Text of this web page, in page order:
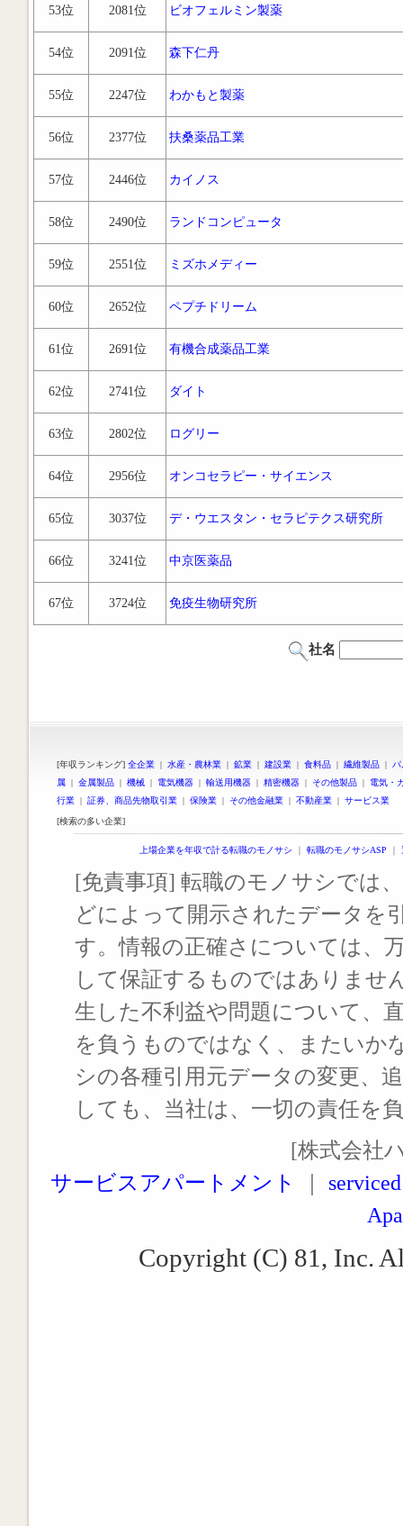
53位 2081位 ビオフェルミン製薬
54位 2091位 森下仁丹
55位 2247位 わかもと製薬
56位 2377位 扶桑薬品工業
57位 2446位 カイノス
58位 2490位 ランドコンピュータ
59位 2551位 ミズホメディー
60位 2652位 ペプチドリーム
61位 2691位 有機合成薬品工業
62位 2741位 ダイト
63位 2802位 ログリー
64位 2956位 オンコセラピー・サイエンス
65位 3037位 デ・ウエスタン・セラピテクス研究所
66位 3241位 中京医薬品
67位 3724位 免疫生物研究所
社名
[年収ランキング] 全企業 | 水産・農林業 | 鉱業 | 建設業 | 食料品 | 繊維製品 |
属 | 金属製品 | 機械 | 電気機器 | 輸送用機器 | 精密機器 | その他製品 | 電気・
行業 | 証券、商品先物取引業 | 保険業 | その他金融業 | 不動産業 | サービス業
[検索の多い企業]
上場企業を年収で計る転職のモノサシ ｜ 転職のモノサシASP ｜
[免責事項] 転職のモノサシでは
どによって開示されたデータを
す。情報の正確さについては、
して保証するものではありませ
生した不利益や問題について、
を負うものではなく、またいか
シの各種引用元データの変更、
しても、当社は、一切の責任を
[株式会社
サービスアパートメント
Copyright (C) 81, Inc.